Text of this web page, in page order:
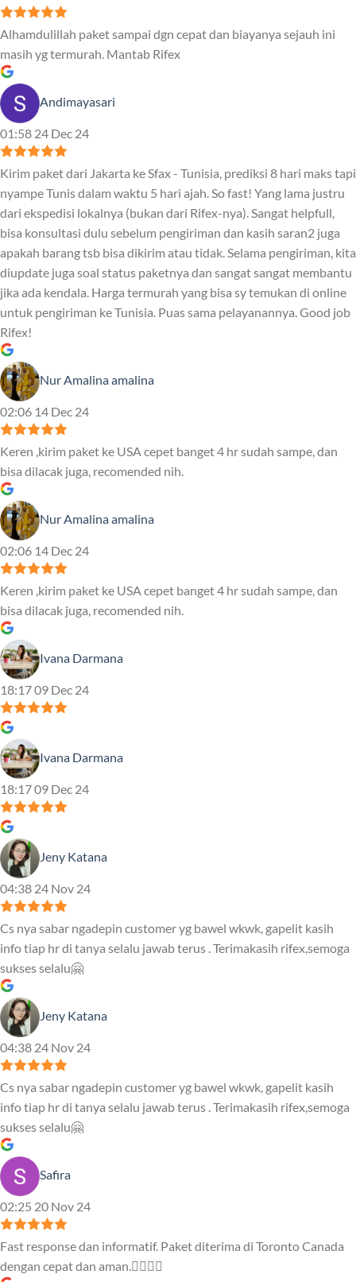
Alhamdulillah paket sampai dgn cepat dan biayanya sejauh ini
masih yg termurah. Mantab Rifex
Andimayasari
01:58 24 Dec 24
Kirim paket dari Jakarta ke Sfax - Tunisia, prediksi 8 hari maks tapi
nyampe Tunis dalam waktu 5 hari ajah. So fast! Yang lama justru
dari ekspedisi lokalnya (bukan dari Rifex-nya). Sangat helpfull,
bisa konsultasi dulu sebelum pengiriman dan kasih saran2 juga
apakah barang tsb bisa dikirim atau tidak. Selama pengiriman, kita
diupdate juga soal status paketnya dan sangat sangat membantu
jika ada kendala. Harga termurah yang bisa sy temukan di online
untuk pengiriman ke Tunisia. Puas sama pelayanannya. Good job
Rifex!
Nur Amalina amalina
02:06 14 Dec 24
Keren ,kirim paket ke USA cepet banget 4 hr sudah sampe, dan
bisa dilacak juga, recomended nih.
Nur Amalina amalina
02:06 14 Dec 24
Keren ,kirim paket ke USA cepet banget 4 hr sudah sampe, dan
bisa dilacak juga, recomended nih.
Ivana Darmana
18:17 09 Dec 24
Ivana Darmana
18:17 09 Dec 24
Jeny Katana
04:38 24 Nov 24
Cs nya sabar ngadepin customer yg bawel wkwk, gapelit kasih
info tiap hr di tanya selalu jawab terus . Terimakasih rifex,semoga
sukses selalu🤗
Jeny Katana
04:38 24 Nov 24
Cs nya sabar ngadepin customer yg bawel wkwk, gapelit kasih
info tiap hr di tanya selalu jawab terus . Terimakasih rifex,semoga
sukses selalu🤗
Safira
02:25 20 Nov 24
Fast response dan informatif. Paket diterima di Toronto Canada
dengan cepat dan aman.👍🏻👍🏻